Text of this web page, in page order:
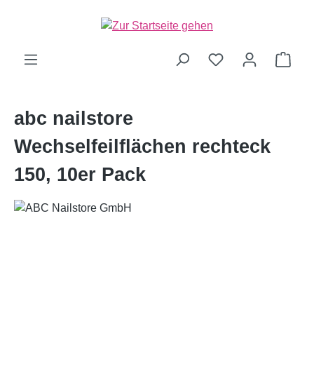
abc nailstore
Wechselfeilflächen rechteck
150, 10er Pack